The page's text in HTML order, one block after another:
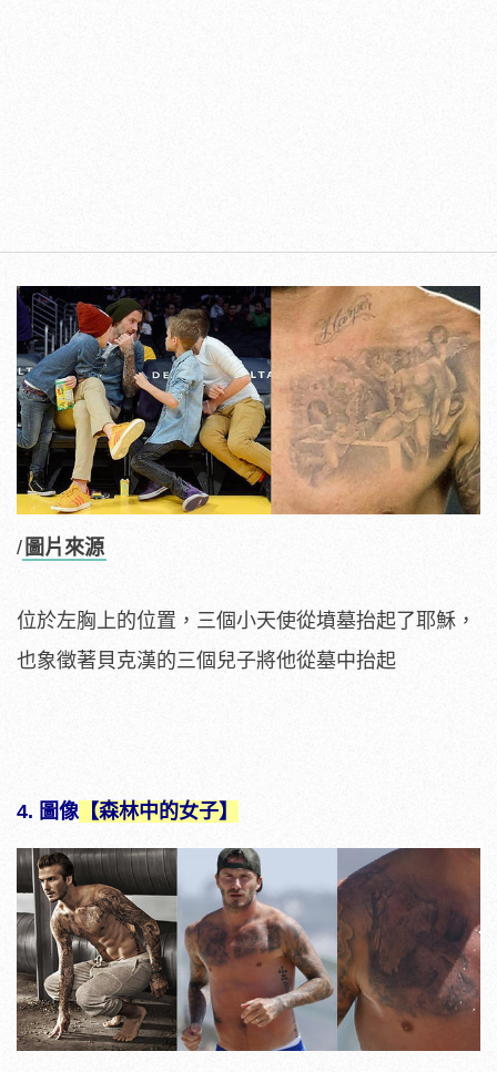
/ 圖片來源
位於左胸上的位置，三個小天使從墳墓抬起了耶穌，
也象徵著貝克漢的三個兒子將他從墓中抬起
4. 圖像 【森林中的女子】